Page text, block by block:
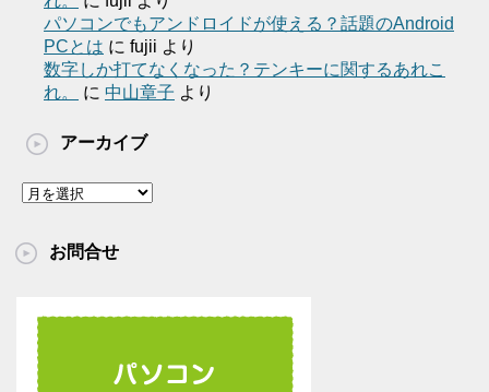
パソコンでもアンドロイドが使える？話題のAndroid
PCとは に fujii より
数字しか打てなくなった？テンキーに関するあれこ
れ。
に 中山章子 より
アーカイブ
ア
イ
お問合せ